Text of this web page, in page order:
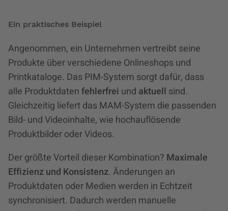
Ein praktisches Beispiel
Angenommen, ein Unternehmen vertreibt seine
Produkte über verschiedene Onlineshops und
Printkataloge. Das PIM-System sorgt dafür, dass
alle Produktdatenfehlerfrei und aktuell sind.
Gleichzeitig liefert das MAM-System die passenden
Bild- und Videoinhalte, wie hochauflösende
Produktbilder oder Videos.
Der größte Vorteil dieser Kombination? Maximale
Effizienz und Konsistenz. Änderungen an
Produktdaten oder Medien werden in Echtzeit
synchronisiert. Dadurch werden manuelle